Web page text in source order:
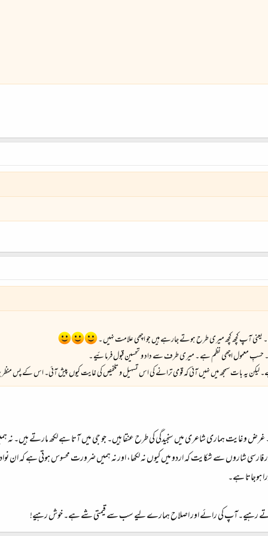
آپ کچھ کچھ میری طرح ہوتے جارہے ہیں جو اچھی علامت نہیں ۔
۔ حسبِ معمول اچھی نظم ہے ۔ میری طرف سے داد و تحسین قبول فرمائیے ۔
لیکن یہ بات سمجھ میں نہیں آئی کہ قومی ترانے کی اس تسہیل و تلخیص کی غایت کیوں پیش آئی۔ اس کے پس منظر
۔ غرض و غایت ہماری شاعری میں سنجیدگی کی طرح عنقا ہیں۔ جو جی میں آتا ہے لکھ مارتے ہیں۔
فارسی شاروں سے شکایت کہ اردو میں کیوں نہ لکھا، اور نہ ہمیں ضرورت محسوس ہوتی ہے کہ ان
ہوجاتا ہے۔
رہیے۔آپ کی رائے اور اصلاح ہمارے لیے سب سے قیمتی شے ہے۔ خوش رہیے!